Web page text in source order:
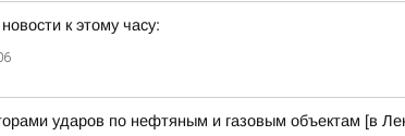
к этому часу:
ударов по нефтяным и газовым объектам [в